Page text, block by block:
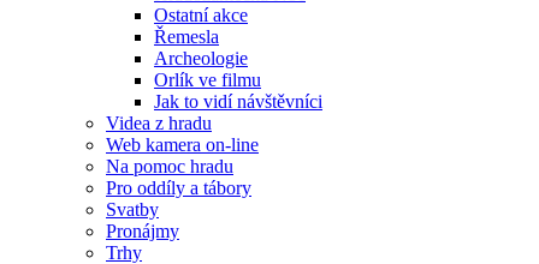
Ostatní akce
Řemesla
Archeologie
Orlík ve filmu
Jak to vidí návštěvníci
Videa z hradu
Web kamera on-line
Na pomoc hradu
Pro oddíly a tábory
Svatby
Pronájmy
Trhy